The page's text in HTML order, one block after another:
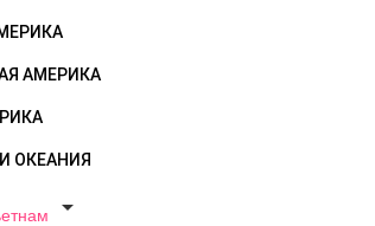
АМЕРИКА
ОКЕАНИЯ
